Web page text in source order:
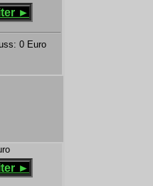
►
0 Euro
►